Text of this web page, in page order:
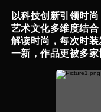
以科技创新引领时
艺术文化多维度结
解读时尚，每次时
一新，作品更被多家